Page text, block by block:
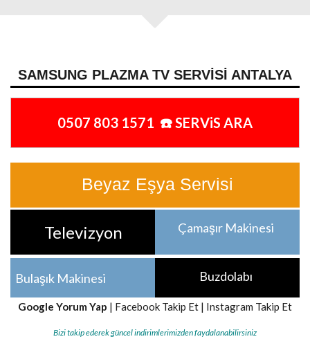
SAMSUNG PLAZMA TV SERVISI ANTALYA
0507 803 1571 ☎️ SERViS ARA
Beyaz Eşya Servisi
Televizyon Çamaşır Makinesi
Bulaşık Makinesi Buzdolabı
Google Yorum Yap | Facebook Takip Et | Instagram Takip Et
Bizi takip ederek güncel indirimlerimizden faydalanabilirsiniz